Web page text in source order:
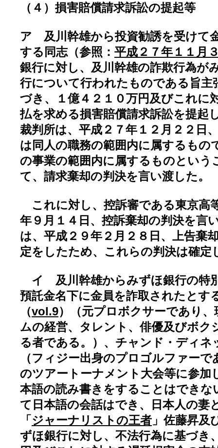
（４）損害賠償請求訴訟の提起等
ア 及川幹雄から投資勧誘を受けて
する同志（参照： 平成２７年１１月
銀行に対し、及川幹雄の詐欺行為が
行について行われたものである旨主
づき、１億４２１０万円及びこれに
払を求める損害賠償請求訴訟を提起
裁判所は、平成２７年１２月２２日
は同人の職務の範囲内に属するもの
の事業の範囲内に属するものという
て、請求棄却の判決を言い渡した。
これに対し、控訴審である東京高
年９月１４日、控訴棄却の判決を言
は、平成２９年２月２８日、上告棄
定をしたため、これらの判決は確定
イ 及川幹雄からみずほ銀行の特
預託金名下に金員を詐取されたとす
（vol.9）（元プロボクサーであり
ムの経営、タレント、俳優及びボク
る者である。）、チャンド・ディネ
（フィジー出身のプロゴルファー
のツアートーナメント大会等に参加
本語の読み書きをすることはできな
て日本語の会話はでき、日本人の妻
「 ジャーナリストの王者 」佐藤昇及
ずほ銀行に対し、不法行為に基づき